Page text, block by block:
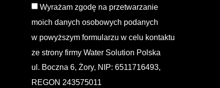
Wyrażam zgodę na przetwarzanie
moich danych osobowych podanych
w powyższym formularzu w celu kontaktu
ze strony firmy Water Solution Polska
ul. Boczna 6, Żory, NIP: 6511716493,
REGON 243575011